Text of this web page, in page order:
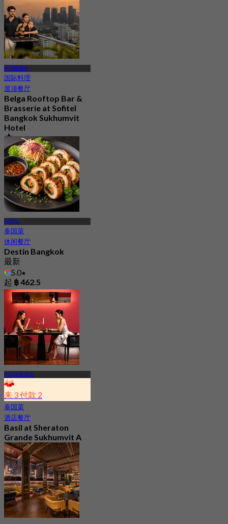
BTS娜娜站
国际料理
屋顶餐厅
Belga Rooftop Bar &
Brasserie at Sofitel
Bangkok Sukhumvit
Hotel
4.6
1.4K 已预订
起฿ 996.66
阿索克
泰国菜
休闲餐厅
Destin Bangkok
最新
5.0
起 ฿ 462.5
BTS 阿索克站
来 3 付款 2
泰国菜
酒店餐厅
Basil at Sheraton
Grande Sukhumvit A
Luxury Collection
Hotel
4.8
578 已预订
起฿ 650